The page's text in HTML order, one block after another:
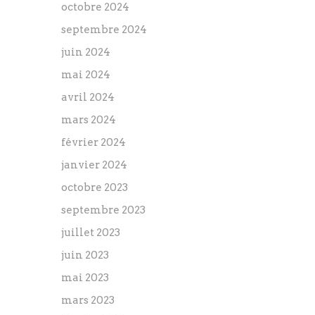
octobre 2024
septembre 2024
juin 2024
mai 2024
avril 2024
mars 2024
février 2024
janvier 2024
octobre 2023
septembre 2023
juillet 2023
juin 2023
mai 2023
mars 2023